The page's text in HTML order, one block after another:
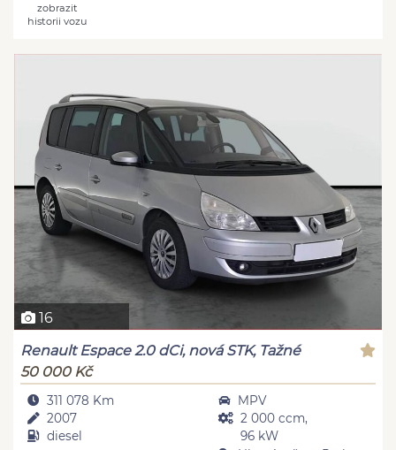
zobrazit
historii vozu
16
Renault Espace 2.0 dCi, nová STK, Tažné
50 000 Kč
311 078 Km
2007
diesel
MPV
2 000 ccm,
96 kW